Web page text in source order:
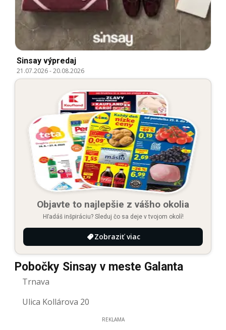
Sinsay výpredaj
21.07.2026-20.08.2026
Objavte to najlepšie z vášho okolia
Hľadáš inšpiráciu? Sleduj čo sa deje v tvojom okolí!
Zobraziť viac
Pobočky Sinsay v meste Galanta
Trnava
Ulica Kollárova 20
REKLAMA